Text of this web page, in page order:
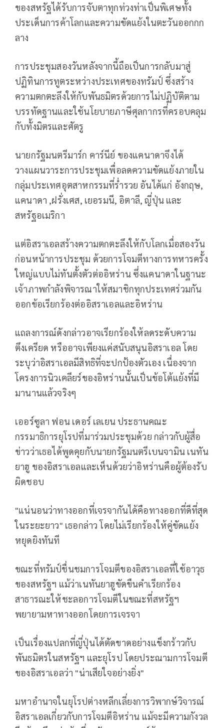
ของสหรัฐได้รับการจับตาทุกท่วงท่าเป็นพิเศษทั้ง
ประเด็นการค้าโลกและความขัดแย้งในตะวันออกกก
ลาง
การประชุมสองวันหลังจากนี้ถือเป็นการกลับมาสู่
ปฏิทินการทูตระหว่างประเทศของทรัมป์ ซึ่งสร้าง
ความตกตะลึงให้กับพันธมิตรด้วยการไม่ปฏิบัติตาม
บรรทัดฐานและใช้นโยบายภาษีศุลกากรที่ครอบคลุม
กับทั้งมิตรและศัตรู
นายกรัฐมนตรีมาร์ก คาร์นีย์ ของแคนาดาจึงได้
วางแผนวาระการประชุมเพื่อลดความขัดแย้งภายใน
กลุ่มประเทศอุตสาหกรรมที่ร่ำรวย อันได้แก่ อังกฤษ,
แคนาดา ,ฝรั่งเศส, เยอรมนี, อิตาลี, ญี่ปุ่น และ
สหรัฐอเมริกา
แต่อิสราเอลสร้างความตกตะลึงให้กับโลกเมื่อสองวัน
ก่อนหน้าการประชุม ด้วยการโจมตีทางการทหารครั้ง
ใหญ่แบบไม่ทันตั้งตัวต่ออิหร่าน ซึ่งแคนาดาในฐานะ
เจ้าภาพกำลังพิจารณาให้สมาชิกทุกประเทศร่วมกัน
ออกข้อเรียกร้องต่ออิสราเอลและอิหร่าน
แถลงการณ์ดังกล่าวอาจเรียกร้องให้ลดระดับความ
ตึงเครียด หรืออาจเพียงแค่สนับสนุนอิสราเอล โดย
ระบุว่าอิสราเอลมีสิทธิที่จะปกป้องตัวเอง เนื่องจาก
โครงการนิวเคลียร์ของอิหร่านนั้นเป็นข้อโต้แย้งที่มี
มานานแล้วจริงๆ
เออร์ซูลา ฟอน เดอร์ เลเยน ประธานคณะ
กรรมาธิการยุโรปที่มาร่วมประชุมด้วย กล่าวกับผู้สื่อ
ข่าวว่าเธอได้พูดคุยกับนายกรัฐมนตรีเบนจามิน เนทัน
ยาฮู ของอิสราเอลและเห็นด้วยว่าอิหร่านคือผู้ต้องรับ
ผิดชอบ
"แน่นอนว่าทางออกที่เจรจากันได้คือทางออกที่ดีที่สุด
ในระยะยาว" เธอกล่าว โดยไม่เรียกร้องให้คู่ขัดแย้ง
หยุดยิงทันที
ขณะที่ทรัมป์ชื่นชมการโจมตีของอิสราเอลที่ใช้อาวุธ
ของสหรัฐฯ แม้ว่าเนทันยาฮูขัดขืนคำเรียกร้อง
สาธารณะให้ชะลอการโจมตีในขณะที่สหรัฐฯ
พยายามหาทางออกโดยการเจรจา
เป็นเรื่องแปลกที่ญี่ปุ่นได้ตัดขาดอย่างแข็งกร้าวกับ
พันธมิตรในสหรัฐฯ และยุโรป โดยประณามการโจมตี
ของอิสราเอลว่า "น่าเสียใจอย่างยิ่ง"
มหาอำนาจในยุโรปต่างหลีกเลี่ยงการวิพากษ์วิจารณ์
อิสราเอลเกี่ยวกับการโจมตีอิหร่าน แม้จะมีความกังวล